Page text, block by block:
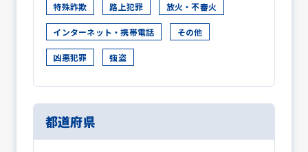
特殊詐欺 路上犯罪 放火・不審火
インターネット・携帯電話 その他
凶悪犯罪 強盗
都道府県